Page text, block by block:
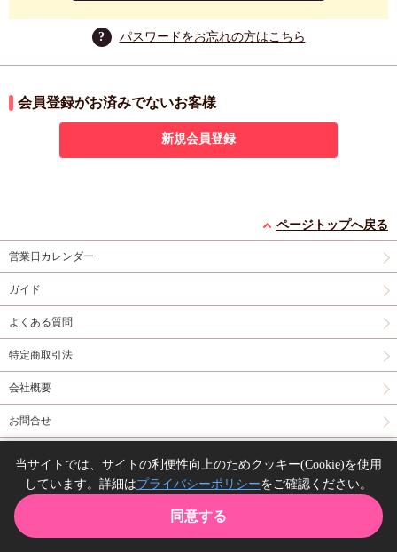
? パスワードをお忘れの方はこちら
会員登録がお済みでないお客様
新規会員登録
ページトップへ戻る
営業日カレンダー
ガイド
よくある質問
特定商取引法
会社概要
お問合せ
Copyright(C) comicomi studio. All right reserved.
当サイトでは、サイトの利便性向上のためクッキー(Cookie)を使用
しています。詳細はプライバシーポリシーをご確認ください。
同意する